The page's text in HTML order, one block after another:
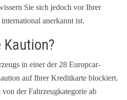
Sie sich jedoch vor Ihrer
anerkannt ist.
in einer der 28 Europcar-
auf Ihrer Kreditkarte blockiert.
der Fahrzeugkategorie ab